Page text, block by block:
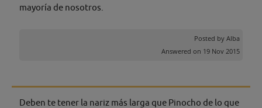
mayoría de nosotros.
Posted by Alba
Answered on 19 Nov 2015
Deben te tener la nariz más larga que Pinocho de lo que